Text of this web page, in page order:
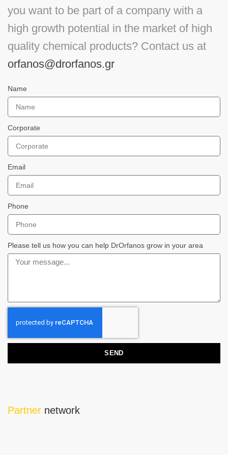
you want to be part of a company with a
high growth potential in the market of high
quality chemical products? Contact us at
orfanos@drorfanos.gr
Name
Corporate
Email
Phone
Please tell us how you can help DrOrfanos grow in your area
SEND
Partner network